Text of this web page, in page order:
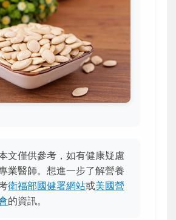
文僅供參考，如有健康疑慮
業醫師。想進一步了解營養
衛福部國健署網站或美國營
的資訊。